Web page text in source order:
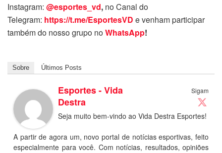
Instagram: @esportes_vd, no Canal do
Telegram: https://t.me/EsportesVD e venham participar
também do nosso grupo noWhatsApp!
Sobre Últimos Posts
Sigam
Esportes - Vida
Destra
Seja muito bem-vindo ao Vida Destra Esportes!
A partir de agora um, novo portal de notícias esportivas, feito
especialmente para você. Com notícias, resultados, opiniões